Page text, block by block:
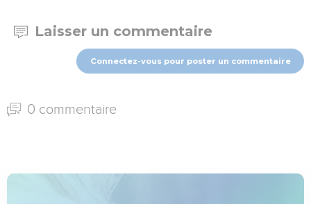
Laisser un commentaire
Connectez-vous pour poster un commentaire
0 commentaire